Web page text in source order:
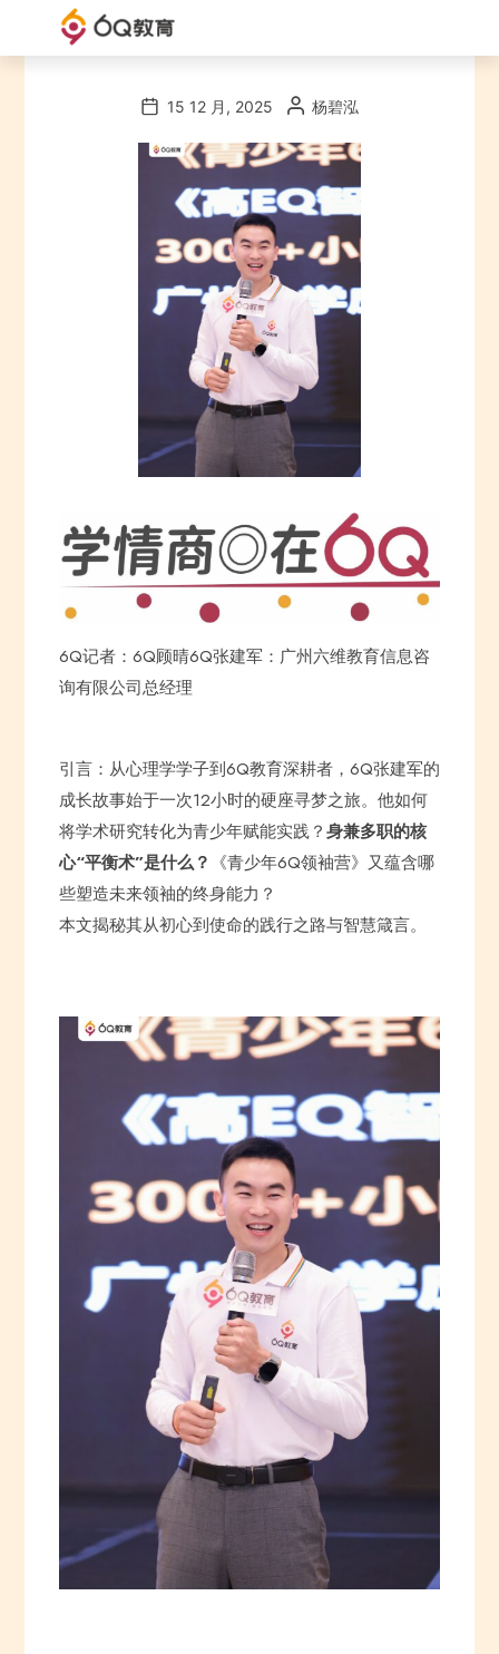
15 12 月, 2025 杨碧泓
6Q记者：6Q顾晴6Q张建军：广州六维教育信息咨
询有限公司总经理
引言：从心理学学子到6Q教育深耕者，6Q张建军的
成长故事始于一次12小时的硬座寻梦之旅。他如何
将学术研究转化为青少年赋能实践？身兼多职的核
心“平衡术”是什么？ 《青少年6Q领袖营》又蕴含哪
些塑造未来领袖的终身能力？
本文揭秘其从初心到使命的践行之路与智慧箴言。